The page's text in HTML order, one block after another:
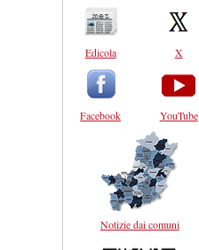
Edicola
Facebook
X
YouTube
Notizie dai comuni